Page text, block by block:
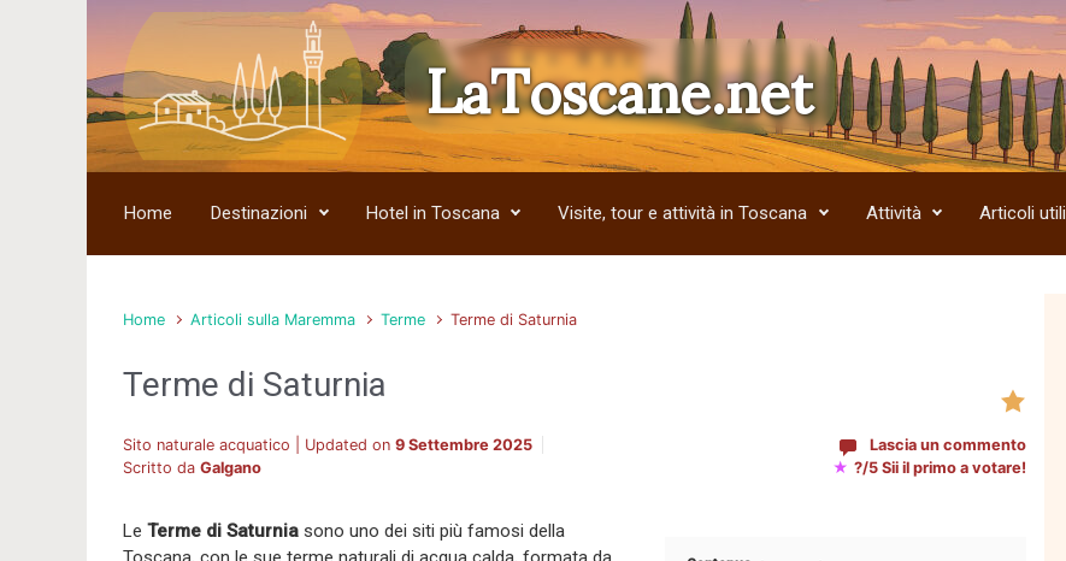
Skip to main content LaToscane.net
Home Destinazioni Hotel in Toscana Visite, tour e attività in Toscana Attività Articoli utili
Home Articoli sulla Maremma Terme Terme di Saturnia
Terme di Saturnia
Sito naturale acquatico | Updated on 9 Settembre 2025
Scritto da Galgano
Lascia un commento
★ ?/5 Sii il primo a votare!
Le Terme di Saturnia sono uno dei siti più famosi della